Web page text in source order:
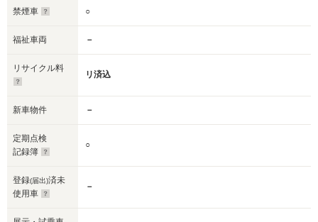
禁煙車 ○
福祉車両 －
リサイクル料
リ済込
新車物件 －
定期点検
記録簿
○
登録(届出)済未
使用車
－